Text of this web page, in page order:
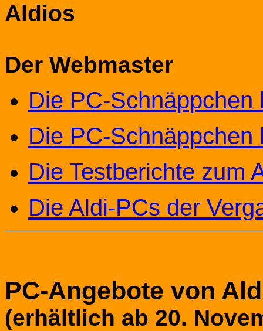
Aldios
Der Webmaster
Die PC-
Die PC-
Die Testberichte zum
Die Aldi-PCs der
PC-Angebote von
(erhältlich ab 20.